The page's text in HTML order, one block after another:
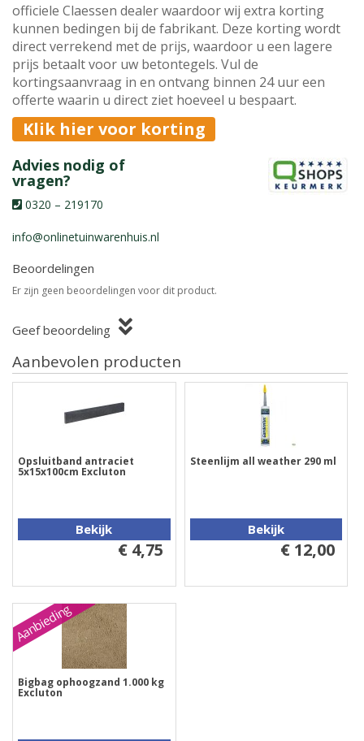
officiele Claessen dealer waardoor wij extra korting
kunnen bedingen bij de fabrikant. Deze korting wordt
direct verrekend met de prijs, waardoor u een lagere
prijs betaalt voor uw betontegels. Vul de
kortingsaanvraag in en ontvang binnen 24 uur een
offerte waarin u direct ziet hoeveel u bespaart.
Klik hier voor korting
Advies nodig of
vragen?
0320 – 219170
info@onlinetuinwarenhuis.nl
Beoordelingen
Er zijn geen beoordelingen voor dit product.
Geef beoordeling
Aanbevolen producten
Opsluitband antraciet
5x15x100cm Excluton
Bekijk
€ 4,75
Steenlijm all weather 290 ml
Bekijk
€ 12,00
Aanbieding
Bigbag ophoogzand 1.000 kg
Excluton